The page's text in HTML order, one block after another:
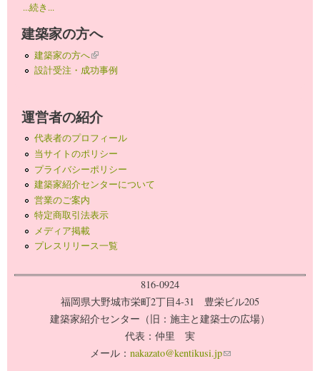
...続き...
建築家の方へ
建築家の方へ(link is external)
設計受注・成功事例
運営者の紹介
代表者のプロフィール
当サイトのポリシー
プライバシーポリシー
建築家紹介センターについて
営業のご案内
特定商取引法表示
メディア掲載
プレスリリース一覧
816-0924
福岡県大野城市栄町2丁目4-31 豊栄ビル205
建築家紹介センター（旧：施主と建築士の広場）
代表：仲里 実
メール： nakazato@kentikusi.jp(link sends e-mail)